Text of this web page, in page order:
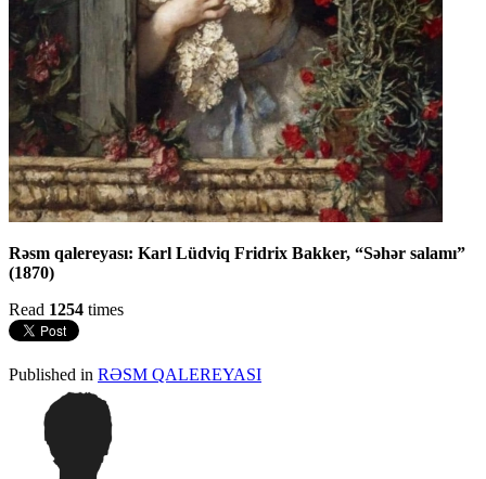
Rəsm qalereyası: Karl Lüdviq Fridrix Bakker, “Səhər salamı”
(1870)
Read 1254 times
Published in RƏSM QALEREYASI